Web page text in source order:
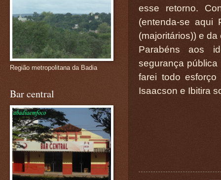
esse retorno.
(entenda-se aqui
(majoritários)) e
Parabéns aos
segurança pública
farei todo
Isaacson e Ibitira
Região metropolitana da Badia
Bar central